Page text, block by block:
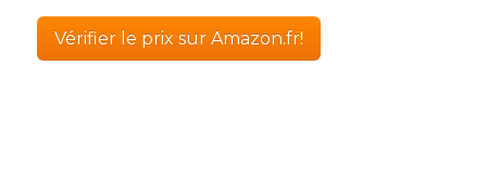
Vérifier le prix sur Amazon.fr!